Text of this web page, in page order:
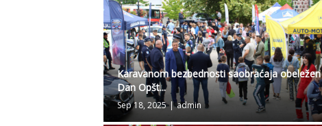
Karavanom bezbednosti saobraćaja obeležen
Dan Opšt...
Sep 18, 2025 | admin